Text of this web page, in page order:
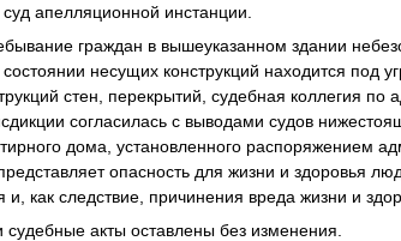
апелляционной инстанции.
граждан в вышеуказанном здании
несущих конструкций находится под
стен, перекрытий, судебная коллегия по
согласилась с выводами судов
дома, установленного распоряжением
опасность для жизни и здоровья
как следствие, причинения вреда жизни и
акты оставлены без изменения.